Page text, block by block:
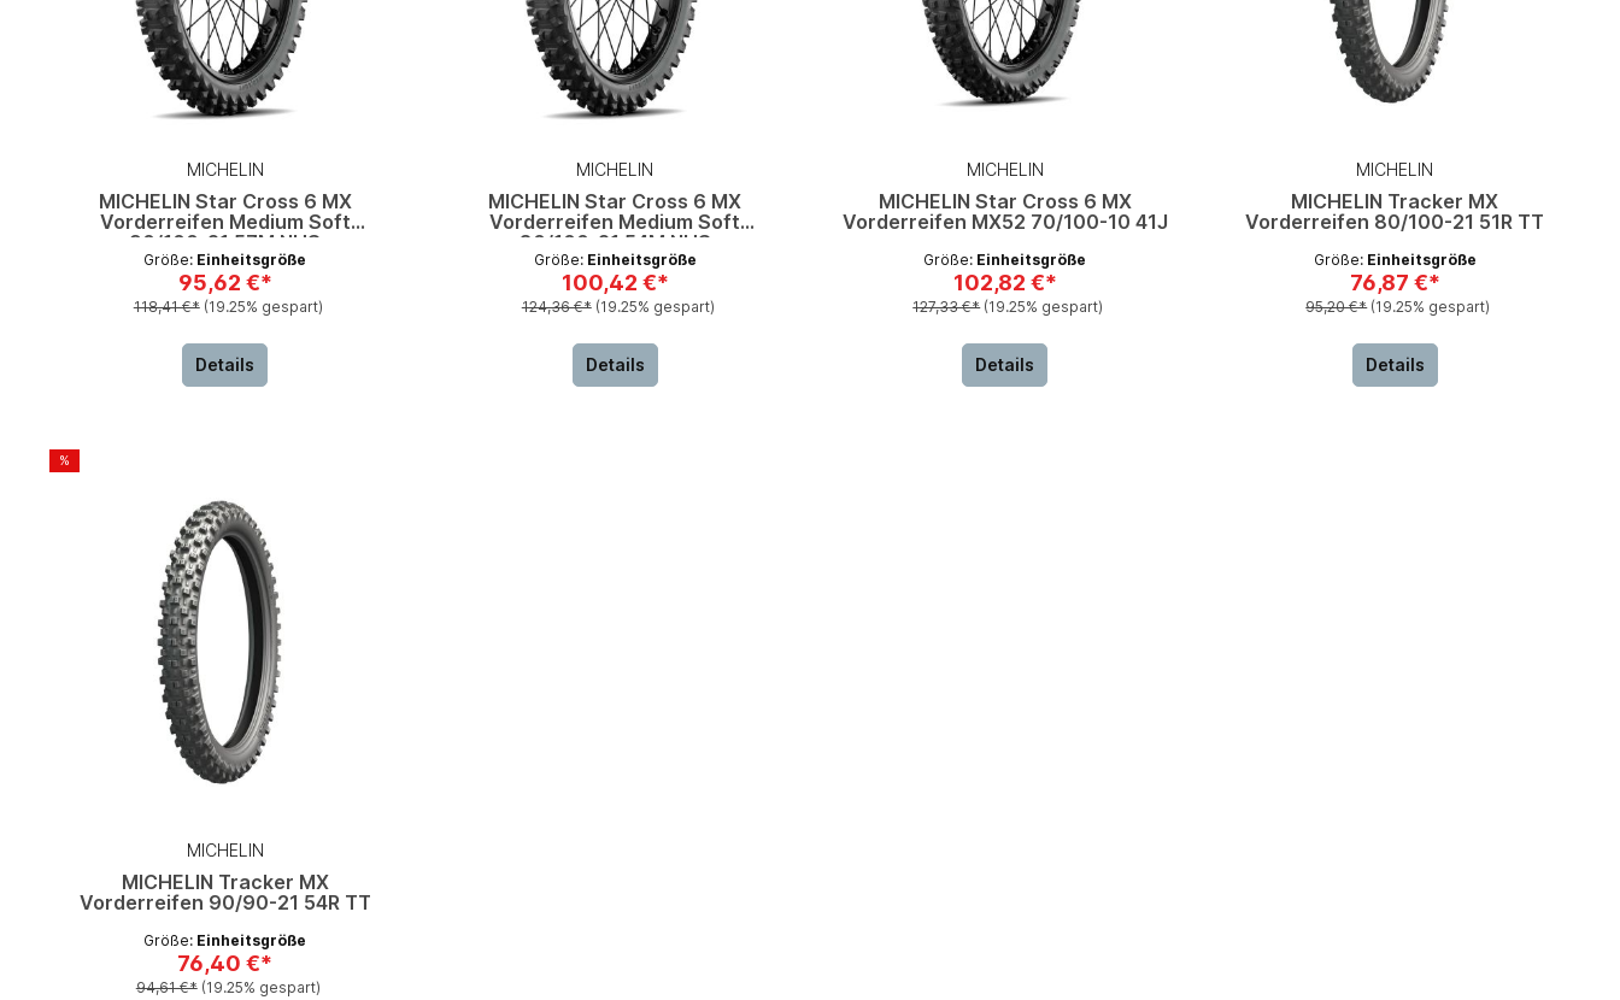
MICHELIN
MICHELIN Star Cross 6 MX
Vorderreifen Medium Soft
90/100-21 57M NHS
Größe: Einheitsgröße
95,62 €*
118,41 €* (19.25% gespart)
Details
MICHELIN
MICHELIN Star Cross 6 MX
Vorderreifen Medium Soft
80/100-21 54M NHS
Größe: Einheitsgröße
100,42 €*
124,36 €* (19.25% gespart)
Details
MICHELIN
MICHELIN Star Cross 6 MX
Vorderreifen MX52 70/100-10 41J
Größe: Einheitsgröße
102,82 €*
127,33 €* (19.25% gespart)
Details
MICHELIN
MICHELIN Tracker MX
Vorderreifen 80/100-21 51R TT
Größe: Einheitsgröße
76,87 €*
95,20 €* (19.25% gespart)
Details
%
MICHELIN
MICHELIN Tracker MX
Vorderreifen 90/90-21 54R TT
Größe: Einheitsgröße
76,40 €*
94,61 €* (19.25% gespart)